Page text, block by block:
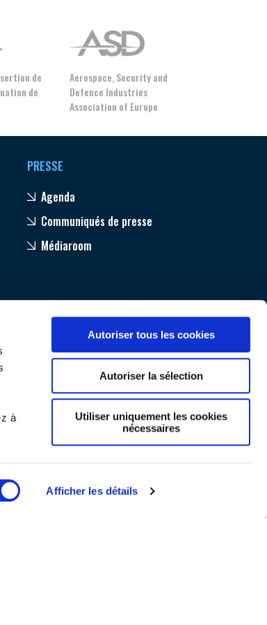
à
Afficher les détails
Autoriser tous les cookies
Autoriser la sélection
Utiliser uniquement les cookies
nécessaires
de
de
Aerospace, Security and
Defence Industries
Association of Europe
PRESSE
Agenda
Communiqués de presse
Médiaroom
Mentions légales
salons,